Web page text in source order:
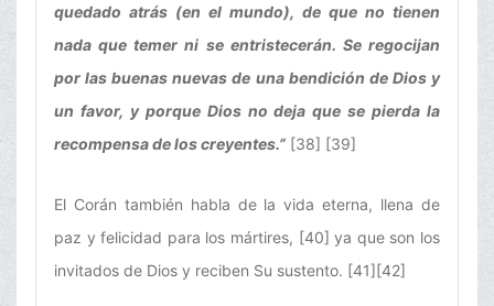
quedado atrás (en el mundo), de que no tienen
nada que temer ni se entristecerán. Se regocijan
por las buenas nuevas de una bendición de Dios y
un favor, y porque Dios no deja que se pierda la
recompensa de los creyentes.” [38] [39]
El Corán también habla de la vida eterna, llena de
paz y felicidad para los mártires, [40] ya que son los
invitados de Dios y reciben Su sustento. [41][42]